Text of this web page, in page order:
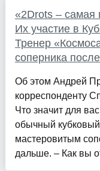
«2Drots – самая
Их участие в
Тренер
соперника
Об этом Андрей
корреспонденту
Что значит для
обычный
мастеровитым
дальше. – Как вы